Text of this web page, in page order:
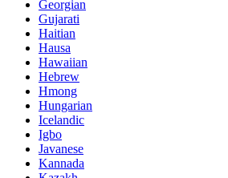
Georgian
Gujarati
Haitian
Hausa
Hawaiian
Hebrew
Hmong
Hungarian
Icelandic
Igbo
Javanese
Kannada